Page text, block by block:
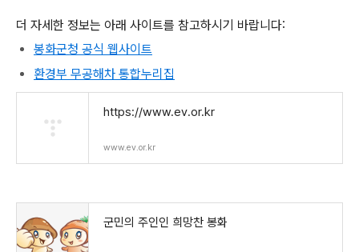
더 자세한 정보는 아래 사이트를 참고하시기 바랍니다:
봉화군청 공식 웹사이트
환경부 무공해차 통합누리집
https://www.ev.or.kr
www.ev.or.kr
군민의 주인인 희망찬 봉화